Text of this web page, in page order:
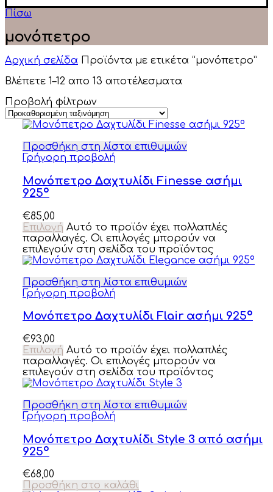
Πίσω
μονόπετρο
Αρχική σελίδα Προϊόντα με ετικέτα “μονόπετρο”
Βλέπετε 1–12 απο 13 αποτέλεσματα
Προβολή φίλτρων
Προσθήκη στη λίστα επιθυμιών
Γρήγορη προβολή
Μονόπετρο Δαχτυλίδι Finesse ασήμι
925º
€85,00
Επιλογή Αυτό το προϊόν έχει πολλαπλές
παραλλαγές. Οι επιλογές μπορούν να
επιλεγούν στη σελίδα του προϊόντος
Προσθήκη στη λίστα επιθυμιών
Γρήγορη προβολή
Μονόπετρο Δαχτυλίδι Flair ασήμι 925º
€93,00
Επιλογή Αυτό το προϊόν έχει πολλαπλές
παραλλαγές. Οι επιλογές μπορούν να
επιλεγούν στη σελίδα του προϊόντος
Προσθήκη στη λίστα επιθυμιών
Γρήγορη προβολή
Μονόπετρο Δαχτυλίδι Style 3 από ασήμι
925º
€68,00
Προσθήκη στο καλάθι